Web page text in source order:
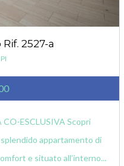
2527-a
ESCLUSIVA Scopri
appartamento di
e situato all’interno...